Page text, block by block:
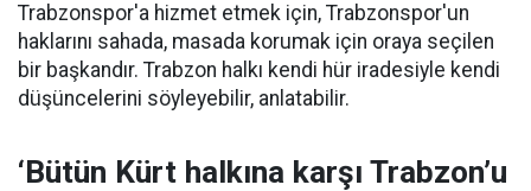
Trabzonspor'a hizmet etmek için, Trabzonspor'un
haklarını sahada, masada korumak için oraya seçilen
bir başkandır. Trabzon halkı kendi hür iradesiyle kendi
düşüncelerini söyleyebilir, anlatabilir.
‘Bütün Kürt halkına karşı Trabzon’u